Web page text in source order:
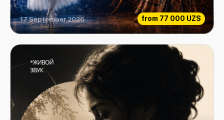
from 77 000 UZS
Ф.Шопен "Шопениана", А.Бородин "Половецкие пляски" одноактные балеты"
17 September 2026